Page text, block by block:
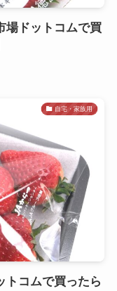
場ドットコムで買
自宅・家族用
トコムで買ったら